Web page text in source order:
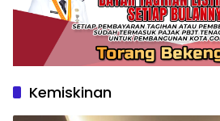
Kemiskinan